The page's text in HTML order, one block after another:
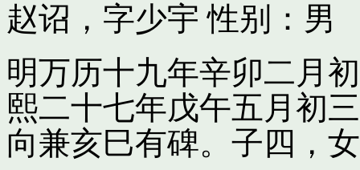
赵诏，字少宇 性别：男
明万历十九年辛卯二月
熙二十七年戊午五月初
向兼亥巳有碑。子四，